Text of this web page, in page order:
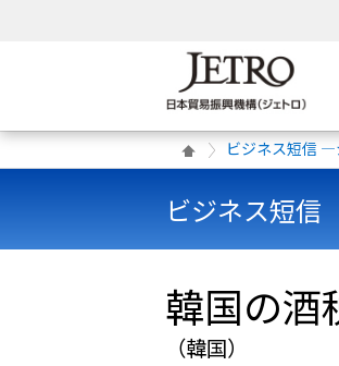
ビジネス短信 ―
ビジネス短信
韓国の酒
（韓国）